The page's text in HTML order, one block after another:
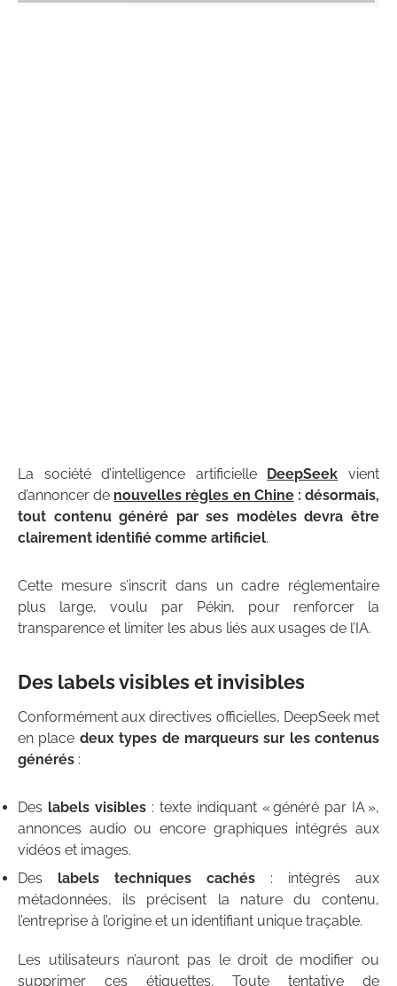
La société d’intelligence artificielle DeepSeek vient
d’annoncer de nouvelles règles en Chine: désormais,
tout contenu généré par ses modèles devra être
clairement identifié comme artificiel.
Cette mesure s’inscrit dans un cadre réglementaire
plus large, voulu par Pékin, pour renforcer la
transparence et limiter les abus liés aux usages de l’IA.
Des labels visibles et invisibles
Conformément aux directives officielles, DeepSeek met
en place deux types de marqueurs sur les contenus
générés :
Des labels visibles : texte indiquant « généré par IA »,
annonces audio ou encore graphiques intégrés aux
vidéos et images.
Des labels techniques cachés : intégrés aux
métadonnées, ils précisent la nature du contenu,
l’entreprise à l’origine et un identifiant unique traçable.
Les utilisateurs n’auront pas le droit de modifier ou
supprimer ces étiquettes. Toute tentative de